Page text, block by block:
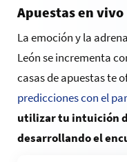
Apuestas en vivo
La emoción y la
León se incrementa
casas de apuestas te
predicciones con el
utilizar tu intuición
desarrollando el